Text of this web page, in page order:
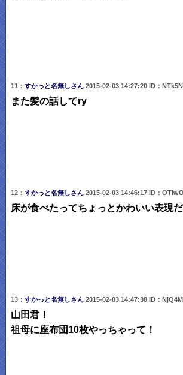
11： すかっと名無しさん 2015-02-03 14:27:20 ID：
また髪の話してry
12： すかっと名無しさん 2015-02-03 14:46:17 ID：
床が食べたってちょっとかわいい表現
13： すかっと名無しさん 2015-02-03 14:47:38 ID：
山田君！
祖母に座布団10枚やっちゃって！